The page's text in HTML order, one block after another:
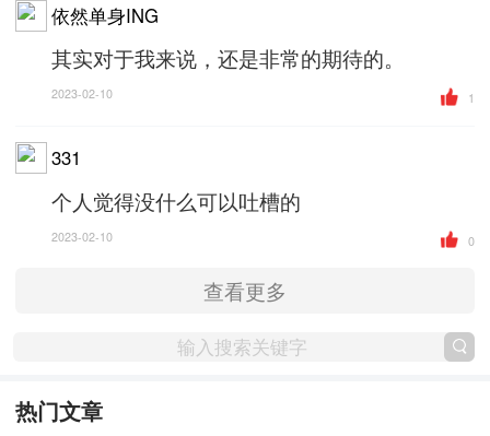
依然单身ING
其实对于我来说，还是非常的期待的。
2023-02-10 1
331
个人觉得没什么可以吐槽的
2023-02-10 0
查看更多
热门文章